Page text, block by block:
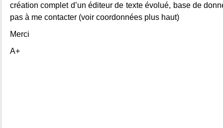
création complet d’un éditeur de texte évolué, base de
pas à me contacter (voir coordonnées plus haut)
Merci
A+